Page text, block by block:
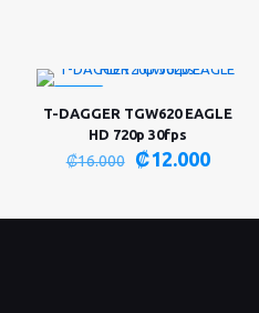
T-DAGGER TGW620 EAGLE
HD 720p 30fps
₡16.000
El
era:
₡12.000El
es: